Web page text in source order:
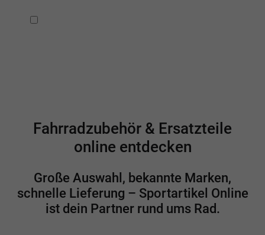
Fahrradzubehör & Ersatzteile
online entdecken
Große Auswahl, bekannte Marken,
schnelle Lieferung – Sportartikel Online
ist dein Partner rund ums Rad.